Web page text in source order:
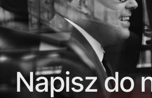
Napisz do